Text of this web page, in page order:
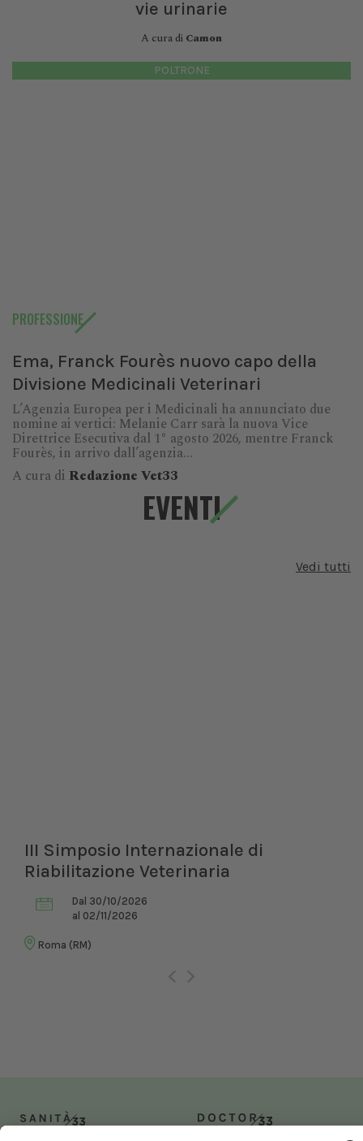
vie urinarie
A cura di Camon
POLTRONE
PROFESSIONE
Ema, Franck Fourès nuovo capo della
Divisione Medicinali Veterinari
L’Agenzia Europea per i Medicinali ha annunciato due
nomine ai vertici: Melanie Carr sarà la nuova Vice
Direttrice Esecutiva dal 1° agosto 2026, mentre Franck
Fourès, in arrivo dall’agenzia...
A cura di Redazione Vet33
EVENTI
Vedi tutti
III Simposio Internazionale di
Riabilitazione Veterinaria
Dal 30/10/2026
al 02/11/2026
Roma (RM)